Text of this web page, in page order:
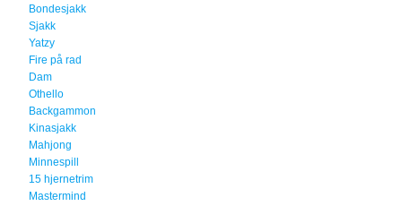
Bondesjakk
Sjakk
Yatzy
Fire på rad
Dam
Othello
Backgammon
Kinasjakk
Mahjong
Minnespill
15 hjernetrim
Mastermind